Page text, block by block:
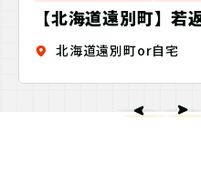
【北海道遠別町】若
せ！Discovery
北海道遠別町or自宅